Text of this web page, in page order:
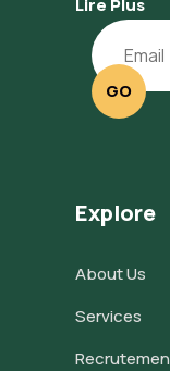
GO
Explore
About Us
Services